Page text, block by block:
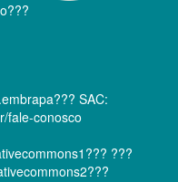
SAC:
fale-conosco
???